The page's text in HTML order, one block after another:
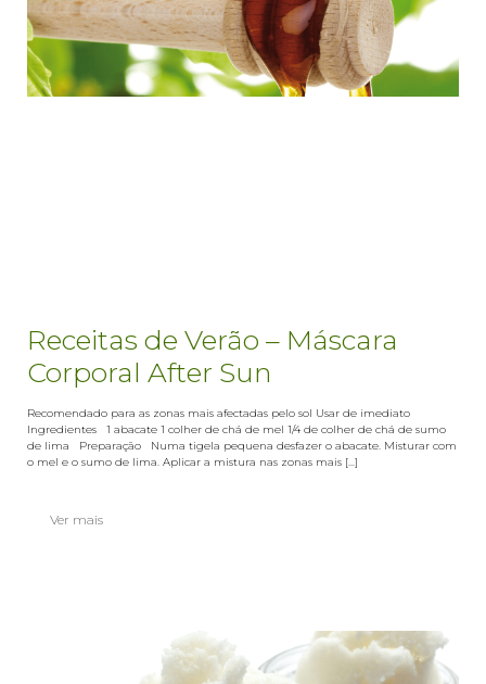
Receitas de Verão – Máscara
Corporal After Sun
Recomendado para as zonas mais afectadas pelo sol Usar de imediato
Ingredientes 1 abacate 1 colher de chá de mel 1/4 de colher de chá de sumo
de lima Preparação Numa tigela pequena desfazer o abacate. Misturar com
o mel e o sumo de lima. Aplicar a mistura nas zonas mais [...]
Ver mais